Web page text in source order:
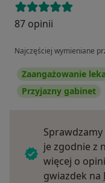
87 opinii
Najczęściej wymieniane
Zaangażowanie
Przyjazny gabinet
je zgodnie z
więcej o
gwiazdek na